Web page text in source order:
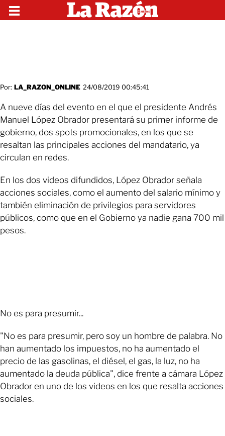
Por: LA_RAZON_ONLINE 24/08/2019 00:45:41
A nueve días del evento en el que el presidente Andrés
Manuel López Obrador presentará su primer informe de
gobierno, dos spots promocionales, en los que se
resaltan las principales acciones del mandatario, ya
circulan en redes.
En los dos videos difundidos, López Obrador señala
acciones sociales, como el aumento del salario mínimo y
también eliminación de privilegios para servidores
públicos, como que en el Gobierno ya nadie gana 700 mil
pesos.
No es para presumir...
"No es para presumir, pero soy un hombre de palabra. No
han aumentado los impuestos, no ha aumentado el
precio de las gasolinas, el diésel, el gas, la luz, no ha
aumentado la deuda pública", dice frente a cámara López
Obrador en uno de los videos en los que resalta acciones
sociales.